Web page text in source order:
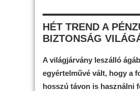
HÉT TREND A
BIZTONSÁG
A világjárvány leszálló
egyértelművé vált, hogy a
hosszú távon is használni